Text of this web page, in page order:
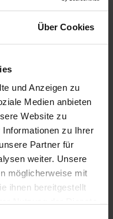
Über Cookies
und Anzeigen zu
Medien anbieten
Website zu
zu Ihrer
Partner für
weiter. Unsere
möglicherweise mit
ihnen bereitgestellt